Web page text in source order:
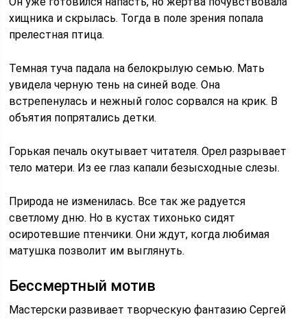
хищника и скрылась. Тогда в поле зрения попала
прелестная птица.
Темная туча падала на белокрылую семью. Мать
увидела черную тень на синей воде. Она
встрепенулась и нежный голос сорвался на крик. В
объятия попрятались детки.
Горькая печаль окутывает читателя. Орел разрывает
тело матери. Из ее глаз капали безысходные слезы.
Природа не изменилась. Все так же радуется
светлому дню. Но в кустах тихонько сидят
осиротевшие птенчики. Они ждут, когда любимая
матушка позволит им выглянуть.
Бессмертный мотив
Мастерски развивает творческую фантазию Сергей